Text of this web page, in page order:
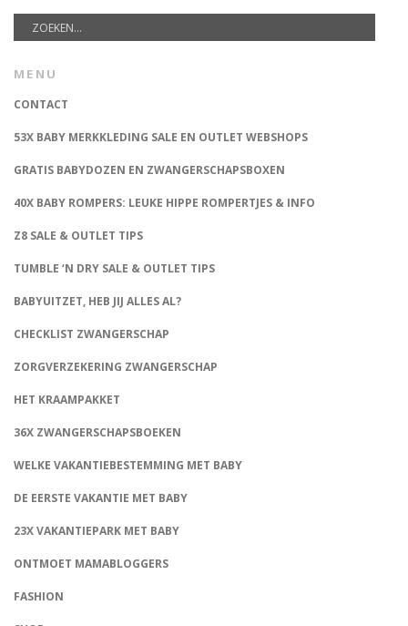
MENU
CONTACT
53X BABY MERKKLEDING SALE EN OUTLET WEBSHOPS
GRATIS BABYDOZEN EN ZWANGERSCHAPSBOXEN
40X BABY ROMPERS: LEUKE HIPPE ROMPERTJES & INFO
Z8 SALE & OUTLET TIPS
TUMBLE ‘N DRY SALE & OUTLET TIPS
BABYUITZET, HEB JIJ ALLES AL?
CHECKLIST ZWANGERSCHAP
ZORGVERZEKERING ZWANGERSCHAP
HET KRAAMPAKKET
36X ZWANGERSCHAPSBOEKEN
WELKE VAKANTIEBESTEMMING MET BABY
DE EERSTE VAKANTIE MET BABY
23X VAKANTIEPARK MET BABY
ONTMOET MAMABLOGGERS
FASHION